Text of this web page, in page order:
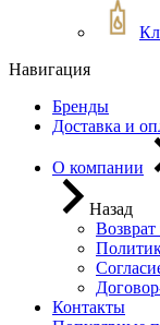
Навигация
Бренды
Доставка и
О компании
Назад
Возврат
Контакты